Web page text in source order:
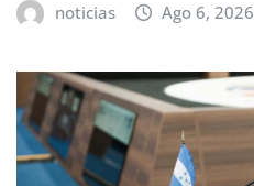
noticias Ago 6, 2026